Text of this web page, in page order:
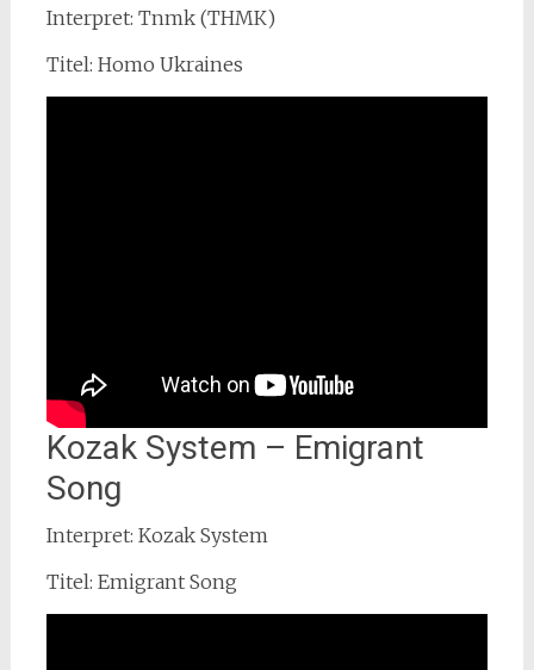
Interpret: Tnmk (ТНМК)
Titel: Homo Ukraines
Kozak System – Emigrant
Song
Interpret: Kozak System
Titel: Emigrant Song